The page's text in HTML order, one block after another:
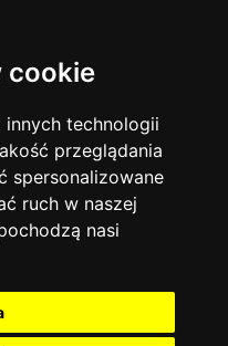
cookie
technologii
przeglądania
spersonalizowane
ruch w naszej
nasi
13744
12928
4886
4307
3426
Warszawa
Korepetycje
Online
14837
Kraków 7753
Wrocław
Łódź 3513
Gdańsk 2075
Filtruj